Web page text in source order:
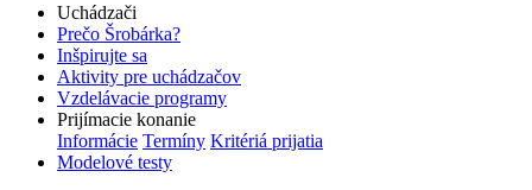
Uchádzači
Prečo Šrobárka?
Inšpirujte sa
Aktivity pre uchádzačov
Vzdelávacie programy
Prijímacie konanie
Informácie Termíny Kritériá prijatia
Modelové testy